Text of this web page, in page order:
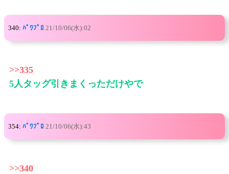
340: ﾊﾟﾜﾌﾟﾛ 21/10/06(水):02
>>335
5人タッグ引きまくっただけやで
354: ﾊﾟﾜﾌﾟﾛ 21/10/06(水):43
>>340